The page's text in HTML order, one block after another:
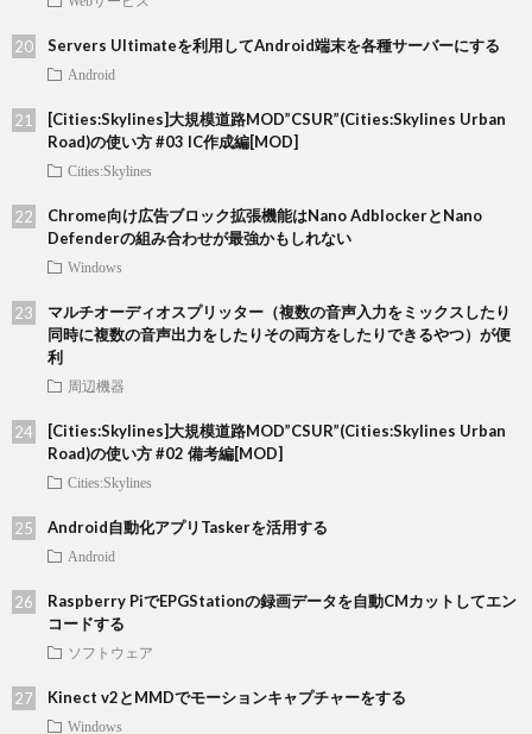
Servers Ultimateを利用してAndroid端末を各種サーバーにする
Android
[Cities:Skylines]大規模道路MOD”CSUR”(Cities:Skylines Urban
Road)の使い方 #03 IC作成編[MOD]
Cities:Skylines
Chrome向け広告ブロック拡張機能はNano AdblockerとNano
Defenderの組み合わせが最強かもしれない
Windows
マルチオーディオスプリッター（複数の音声入力をミックスしたり
同時に複数の音声出力をしたりその両方をしたりできるやつ）が便
利
周辺機器
[Cities:Skylines]大規模道路MOD”CSUR”(Cities:Skylines Urban
Road)の使い方 #02 備考編[MOD]
Cities:Skylines
Android自動化アプリTaskerを活用する
Android
Raspberry PiでEPGStationの録画データを自動CMカットしてエン
コードする
ソフトウェア
Kinect v2とMMDでモーションキャプチャーをする
Windows